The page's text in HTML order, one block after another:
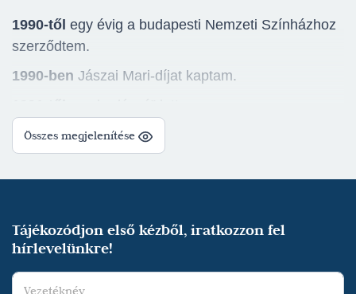
1990-től egy évig a budapesti Nemzeti Színházhoz
szerződtem.
1990-ben Jászai Mari-díjat kaptam.
1992-tőlrendezek is (Madách Színház, Auersperg
Theater Bécs, Karinthy Színház, Merlin Színház,
Budapesti Kamara Színház, Székesfehérvári
Színház, Turay Ida Színtársulat, Kecskeméti Katona
József Nemzeti Színház)
1992-bena Madách Színház gyermek- és ifjúsági
Összes megjelenítése
Tájékozódjon első kézből, iratkozzon fel
hírlevelünkre!